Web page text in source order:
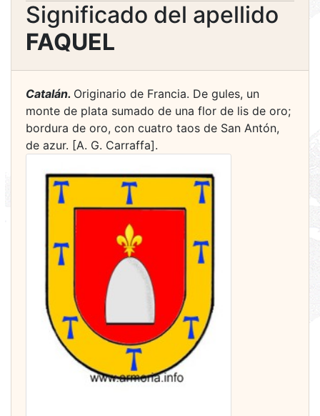
Significado del apellido
FAQUEL
Catalán. Originario de Francia. De gules, un
monte de plata sumado de una flor de lis de oro;
bordura de oro, con cuatro taos de San Antón,
de azur. [A. G. Carraffa].